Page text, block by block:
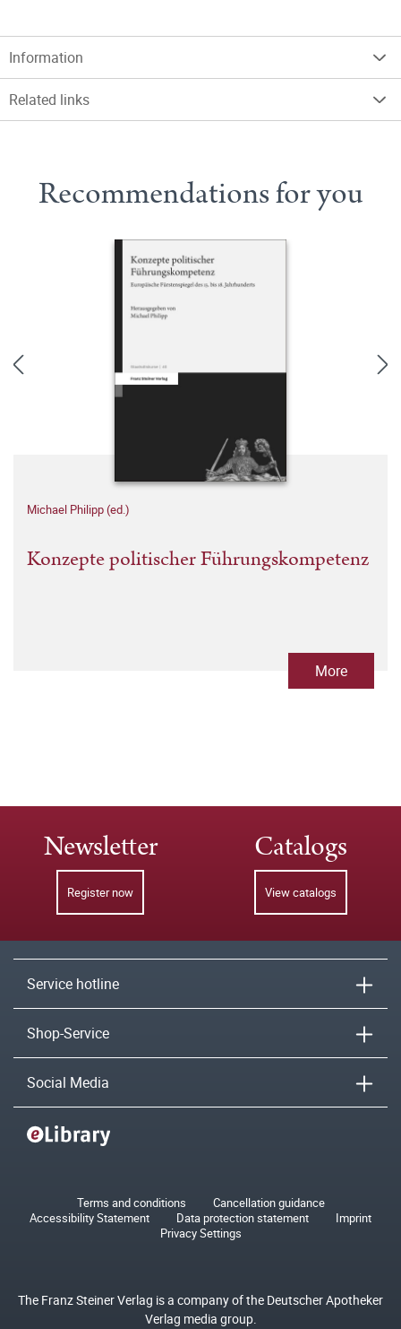
Information
Related links
Recommendations for you
Michael Philipp (ed.)
Konzepte politischer Führungskompetenz
More
Newsletter
Register now
Catalogs
View catalogs
Service hotline
Shop-Service
Social Media
Terms and conditions
Cancellation guidance
Accessibility Statement
Data protection statement
Imprint
Privacy Settings
The Franz Steiner Verlag is a company of the Deutscher Apotheker
Verlag media group.